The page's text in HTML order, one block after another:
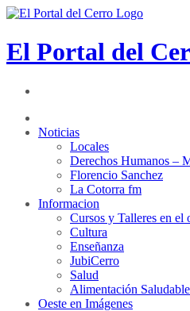
El Portal del
Noticias
Locales
Derechos Humanos –
Florencio Sanchez
La Cotorra fm
Informacion
Cursos y Talleres en el
Cultura
Enseñanza
JubiCerro
Salud
Alimentación
Oeste en Imágenes